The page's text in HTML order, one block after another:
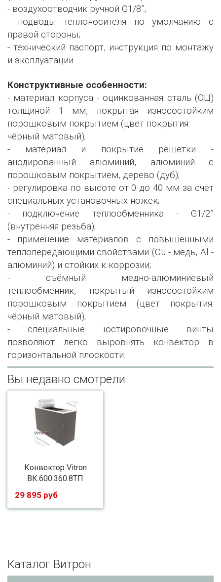
- воздухоотводчик ручной G1/8’’;
- подводы теплоносителя по умолчанию с
правой стороны;
- технический паспорт, инструкция по монтажу
и эксплуатации.
Конструктивные особенности:
- материал корпуса - оцинкованная сталь (ОЦ)
толщиной 1 мм, покрытая износостойким
порошковым покрытием (цвет покрытия:
чёрный матовый);
- материал и покрытие решётки -
анодированный алюминий, алюминий с
порошковым покрытием, дерево (дуб);
- регулировка по высоте от 0 до 40 мм за счёт
специальных установочных ножек;
- подключение теплообменника - G1/2’’
(внутренняя резьба);
- применение материалов с повышенными
теплопередающими свойствами (Сu - медь, Al -
алюминий) и стойких к коррозии;
- съёмный медно-алюминиевый
теплообменник, покрытый износостойким
порошковым покрытием (цвет покрытия:
чёрный матовый);
- специальные юстировочные винты
позволяют легко выровнять конвектор в
горизонтальной плоскости.
Вы недавно смотрели
Конвектор Vitron
ВК.600.360.8ТП
29 895 руб
Каталог Витрон